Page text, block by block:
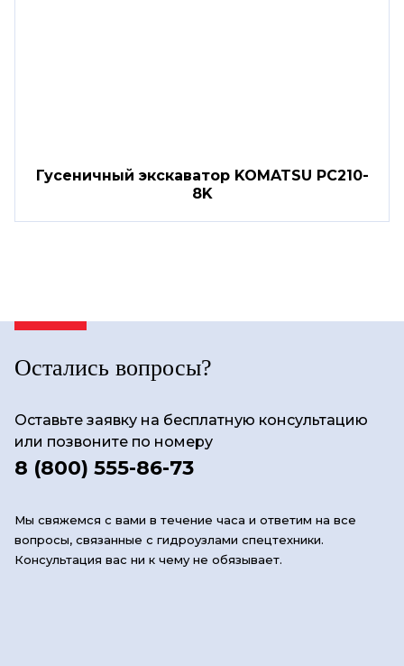
Гусеничный экскаватор KOMATSU PC210-
8K
Остались вопросы?
Оставьте заявку на бесплатную консультацию
или позвоните по номеру
8 (800) 555-86-73
Мы свяжемся с вами в течение часа и ответим на все
вопросы, связанные с гидроузлами спецтехники.
Консультация вас ни к чему не обязывает.